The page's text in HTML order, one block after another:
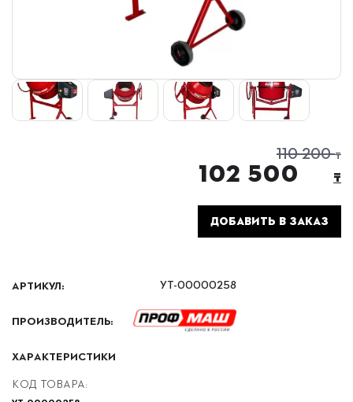
110 200 ₸
102 500 ₸
ДОБАВИТЬ В ЗАКАЗ
АРТИКУЛ: УТ-00000258
ПРОИЗВОДИТЕЛЬ:
ХАРАКТЕРИСТИКИ
КОД ТОВАРА: